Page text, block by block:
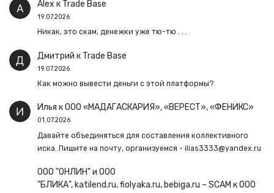
Alex к Trade Base
19.07.2026
Никак, это скам, денежки уже тю-тю . . .
Дмитрий к Trade Base
19.07.2026
Как можно вывести деньги с этой платформы?
Илья кООО «МАДАГАСКАРИЯ», «ВЕРЕСТ», «ФЕНИКС»
01.07.2026
Давайте объединяться для составления коллективного
иска. Пишите на почту, организуемся - ilias3333@yandex.ru
ООО "ОНЛИН" и ООО
"БЛИКА", katilend.ru, fiolyaka.ru, bebiga.ru – SCAM кООО